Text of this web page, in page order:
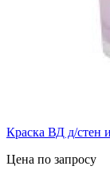
Краска ВД д/
Цена по запросу